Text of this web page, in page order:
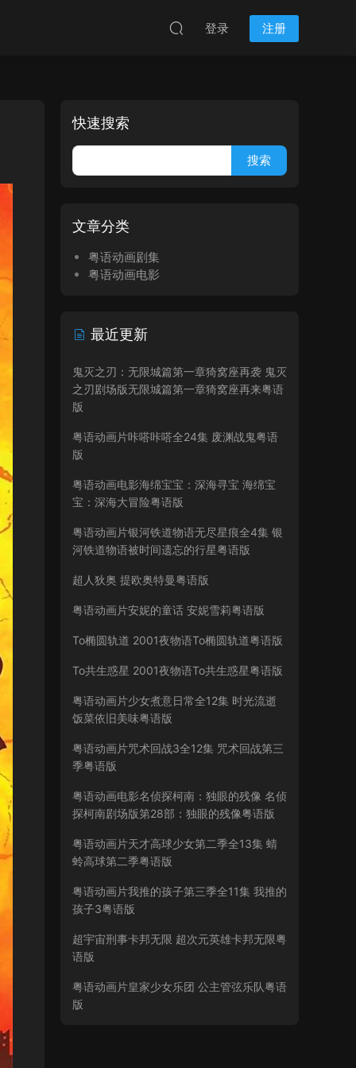
登录 注册
快速搜索
文章分类
粤语动画剧集
粤语动画电影
最近更新
鬼灭之刃：无限城篇第一章猗窝座再袭 鬼灭
之刃剧场版无限城篇第一章猗窝座再来粤语
版
粤语动画片咔嗒咔嗒全24集 废渊战鬼粤语
版
粤语动画电影海绵宝宝：深海寻宝 海绵宝
宝：深海大冒险粤语版
粤语动画片银河铁道物语无尽星痕全4集 银
河铁道物语被时间遗忘的行星粤语版
超人狄奥 提欧奥特曼粤语版
粤语动画片安妮的童话 安妮雪莉粤语版
To椭圆轨道 2001夜物语To椭圆轨道粤语版
To共生惑星 2001夜物语To共生惑星粤语版
粤语动画片少女煮意日常全12集 时光流逝
饭菜依旧美味粤语版
粤语动画片咒术回战3全12集 咒术回战第三
季粤语版
粤语动画电影名侦探柯南：独眼的残像 名侦
探柯南剧场版第28部：独眼的残像粤语版
粤语动画片天才高球少女第二季全13集 蜻
蛉高球第二季粤语版
粤语动画片我推的孩子第三季全11集 我推的
孩子3粤语版
超宇宙刑事卡邦无限 超次元英雄卡邦无限粤
语版
粤语动画片皇家少女乐团 公主管弦乐队粤语
版